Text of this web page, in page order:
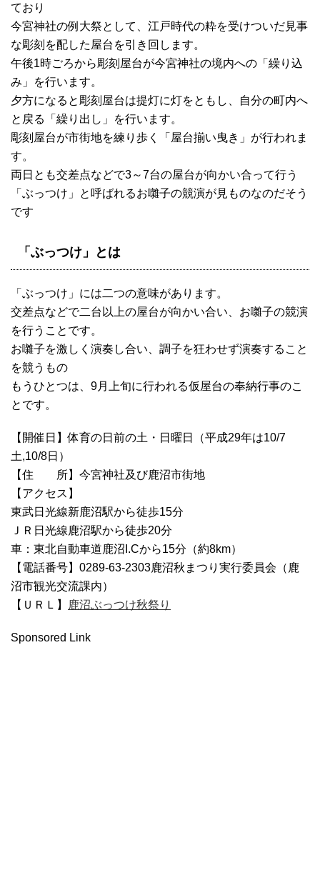
ており
今宮神社の例大祭として、江戸時代の粋を受けついだ見事
な彫刻を配した屋台を引き回します。
午後1時ごろから彫刻屋台が今宮神社の境内への「繰り込
み」を行います。
夕方になると彫刻屋台は提灯に灯をともし、自分の町内へ
と戻る「繰り出し」を行います。
彫刻屋台が市街地を練り歩く「屋台揃い曳き」が行われま
す。
両日とも交差点などで3～7台の屋台が向かい合って行う
「ぶっつけ」と呼ばれるお囃子の競演が見ものなのだそう
です
「ぶっつけ」とは
「ぶっつけ」には二つの意味があります。
交差点などで二台以上の屋台が向かい合い、お囃子の競演
を行うことです。
お囃子を激しく演奏し合い、調子を狂わせず演奏すること
を競うもの
もうひとつは、9月上旬に行われる仮屋台の奉納行事のこ
とです。
【開催日】体育の日前の土・日曜日（平成29年は10/7
土,10/8日）
【住 所】今宮神社及び鹿沼市街地
【アクセス】
東武日光線新鹿沼駅から徒歩15分
ＪＲ日光線鹿沼駅から徒歩20分
車：東北自動車道鹿沼I.Cから15分（約8km）
【電話番号】0289-63-2303鹿沼秋まつり実行委員会（鹿
沼市観光交流課内）
【ＵＲＬ】
鹿沼ぶっつけ秋祭り
Sponsored Link